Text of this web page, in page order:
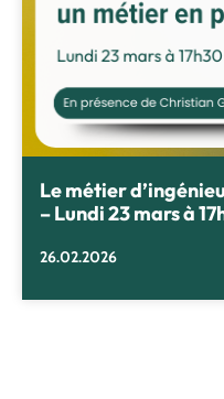
Le métier
– Lundi 23 mars à
26.02.2026